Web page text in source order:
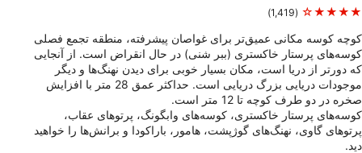
★★★★☆
(1,419)
کوچه کوسه مکانی عمیق‌تر برای غواصان پیشرفته، منطقه تجمع فصلی
کوسه‌های پرستار خاکستری (ببر شنی) در حال انقراض است. از آنجایی
که دورتر از دریا است، مکان بسیار خوبی برای دیدن نهنگ‌ها و دیگر
موجودات دریایی بزرگ دریایی است. حداکثر عمق 28 متر با افزایش
صخره در دو طرف کوچه تا 12 متر است.
کوسه‌های پرستار خاکستری، کوسه‌های وابگونگ، پرتوهای عقاب،
پرتوهای گاوی، نهنگ‌های گوژپشت، هامور، باراکودا و برانش‌ها را خواهید
دید.